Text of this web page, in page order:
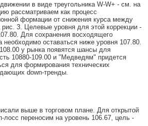
в виде треугольника W-W+ - см. на
рассматриваем как процесс
формации от снижения курса между
3. Целевые уровня для этой коррекции -
Для сохранения восходящего
необходимо оставаться ниже уровня 107.80.
у рынка появятся шансы для
10880-109.00 и "Медведям" придется
для формирования технических
down-тренды.
выше в торговом плане. Для открытой
лосс переносим на уровень 106.67, цель -